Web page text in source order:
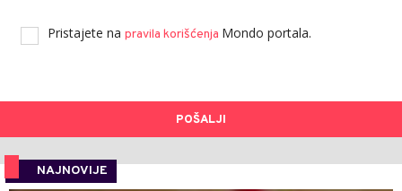
Pristajete na pravila korišćenja Mondo portala.
POŠALJI
NAJNOVIJE